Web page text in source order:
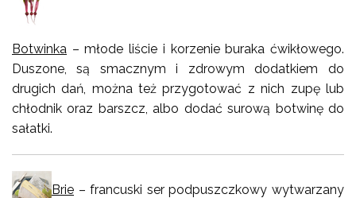
Botwinka – młode liście i korzenie buraka ćwikłowego.
Duszone, są smacznym i zdrowym dodatkiem do
drugich dań, można też przygotować z nich zupę lub
chłodnik oraz barszcz, albo dodać surową botwinę do
sałatki.
Brie – francuski ser podpuszczkowy wytwarzany